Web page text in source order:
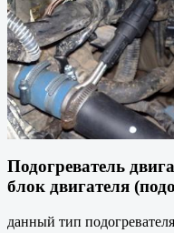
Подогреватель
блок двигателя
данный тип